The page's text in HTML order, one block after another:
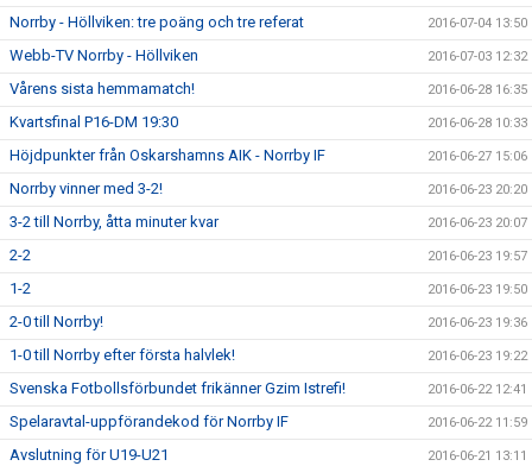
Norrby - Höllviken: tre poäng och tre referat 2016-07-04 13:50
Webb-TV Norrby - Höllviken 2016-07-03 12:32
Vårens sista hemmamatch! 2016-06-28 16:35
Kvartsfinal P16-DM 19:30 2016-06-28 10:33
Höjdpunkter från Oskarshamns AIK - Norrby IF 2016-06-27 15:06
Norrby vinner med 3-2! 2016-06-23 20:20
3-2 till Norrby, åtta minuter kvar 2016-06-23 20:07
2-2 2016-06-23 19:57
1-2 2016-06-23 19:50
2-0 till Norrby! 2016-06-23 19:36
1-0 till Norrby efter första halvlek! 2016-06-23 19:22
Svenska Fotbollsförbundet frikänner Gzim Istrefi! 2016-06-22 12:41
Spelaravtal-uppförandekod för Norrby IF 2016-06-22 11:59
Avslutning för U19-U21 2016-06-21 13:11